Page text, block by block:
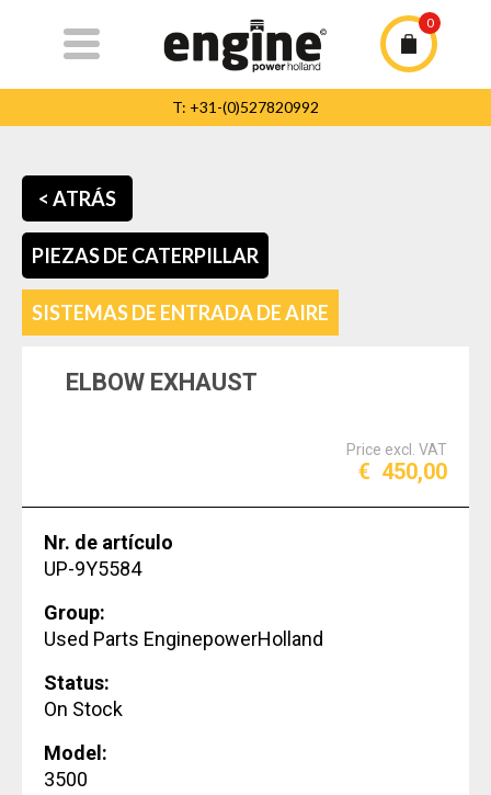
Inicio
Piezas de
Caterpillar
la compañia
Service
0
T: +31-(0)527820992
< ATRÁS
PIEZAS DE CATERPILLAR
SISTEMAS DE ENTRADA DE AIRE
ELBOW EXHAUST
Price excl. VAT
€ 450,00
Nr. de artículo
UP-9Y5584
Group:
Used Parts EnginepowerHolland
Status:
On Stock
Model:
3500